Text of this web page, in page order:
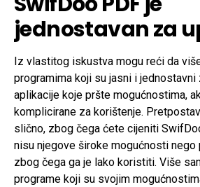
jednostavan za
Iz vlastitog iskustva mogu reći da
programima koji su jasni i jednostavni
aplikacije koje pršte mogućnostima,
komplicirane za korištenje.
slično, zbog čega ćete cijeniti
nisu njegove široke mogućnosti nego
zbog čega ga je lako koristiti. Više
programe koji su svojim